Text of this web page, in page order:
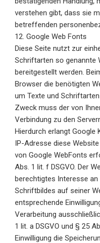
verstehen gibt, dass sie
betreffenden
12. Google Web Fonts
Diese Seite nutzt zur
Schriftarten so genannte
bereitgestellt werden.
Browser die benötigten
um Texte und
Zweck muss der von
Verbindung zu den
Hierdurch erlangt Google
IP-Adresse diese
von Google WebFonts
Abs. 1 lit. f DSGVO. Der
berechtigtes Interesse an
Schriftbildes auf seiner
entsprechende
Verarbeitung
1 lit. a DSGVO und § 25
Einwilligung die